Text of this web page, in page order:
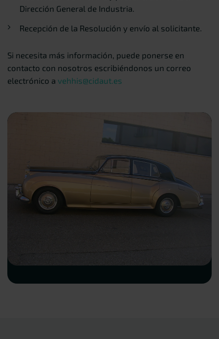
Dirección General de Industria.
Recepción de la Resolución y envío al solicitante.
Si necesita más información, puede ponerse en
contacto con nosotros escribiéndonos un correo
electrónico a vehhis@cidaut.es